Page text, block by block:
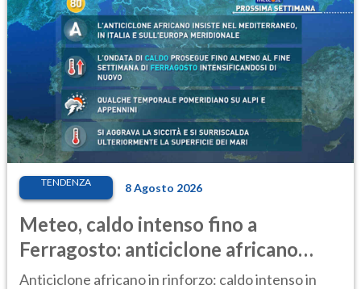
TENDENZA 8 Agosto 2026
Meteo, caldo intenso fino a
Ferragosto: anticiclone africano
ancora protagonista
Anticiclone africano in rinforzo: caldo intenso in